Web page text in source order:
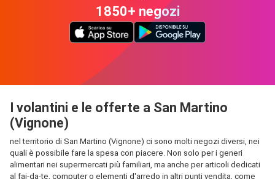
1850+ negozi
I volantini e le offerte a San Martino
(Vignone)
nel territorio di San Martino (Vignone) ci sono molti negozi diversi, nei
quali è possibile fare la spesa con piacere. Non solo per i generi
alimentari nei supermercati più familiari, ma anche per articoli dedicati
al fai-da-te, computer o elementi d'arredo in altri punti vendita, come